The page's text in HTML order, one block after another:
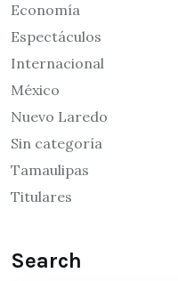
Economía
Espectáculos
Internacional
México
Nuevo Laredo
Sin categoría
Tamaulipas
Titulares
Search